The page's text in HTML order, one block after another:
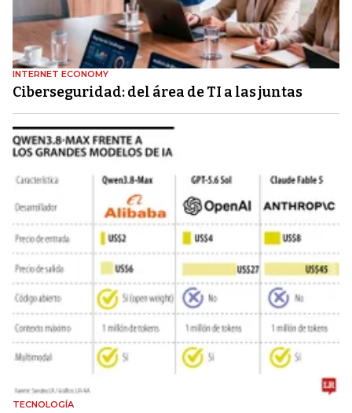
INTERNET ECONOMY
Ciberseguridad: del área de TI a las juntas
TECNOLOGÍA